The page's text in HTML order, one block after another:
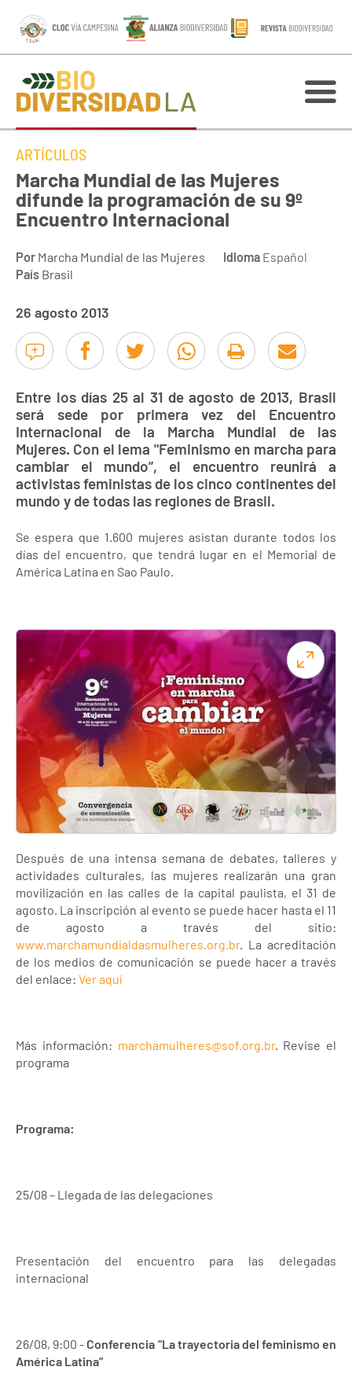
ARTÍCULOS
Marcha Mundial de las Mujeres
difunde la programación de su 9º
Encuentro Internacional
Por Marcha Mundial de las Mujeres Idioma Español
País Brasil
26 agosto 2013
Entre los días 25 al 31 de agosto de 2013, Brasil
será sede por primera vez del Encuentro
Internacional de la Marcha Mundial de las
Mujeres. Con el lema "Feminismo en marcha para
cambiar el mundo”, el encuentro reunirá a
activistas feministas de los cinco continentes del
mundo y de todas las regiones de Brasil.
Se espera que 1.600 mujeres asistan durante todos los
días del encuentro, que tendrá lugar en el Memorial de
América Latina en Sao Paulo.
Después de una intensa semana de debates, talleres y
actividades culturales, las mujeres realizarán una gran
movilización en las calles de la capital paulista, el 31 de
agosto. La inscripción al evento se puede hacer hasta el 11
de agosto a través del sitio:
www.marchamundialdasmulheres.org.br. La acreditación
de los medios de comunicación se puede hacer a través
del enlace: Ver aquí
Más información: marchamulheres@sof.org.br. Revise el
programa
Programa:
25/08 – Llegada de las delegaciones
Presentación del encuentro para las delegadas
internacional
26/08, 9:00 - Conferencia “La trayectoria del feminismo en
América Latina”